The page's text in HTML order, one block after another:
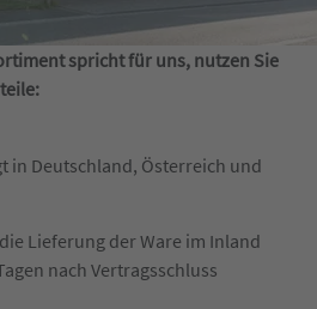
spricht für uns, nutzen Sie
in Deutschland, Österreich und
Lieferung der Ware im Inland
nach Vertragsschluss